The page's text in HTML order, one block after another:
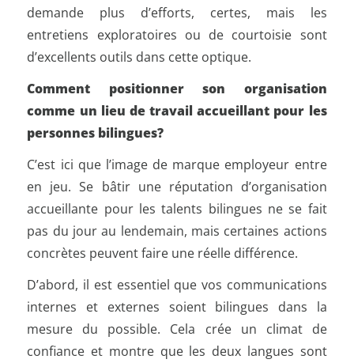
demande plus d’efforts, certes, mais les
entretiens exploratoires ou de courtoisie sont
d’excellents outils dans cette optique.
Comment positionner son organisation
comme un lieu de travail accueillant pour les
personnes bilingues?
C’est ici que l’image de marque employeur entre
en jeu. Se bâtir une réputation d’organisation
accueillante pour les talents bilingues ne se fait
pas du jour au lendemain, mais certaines actions
concrètes peuvent faire une réelle différence.
D’abord, il est essentiel que vos communications
internes et externes soient bilingues dans la
mesure du possible. Cela crée un climat de
confiance et montre que les deux langues sont